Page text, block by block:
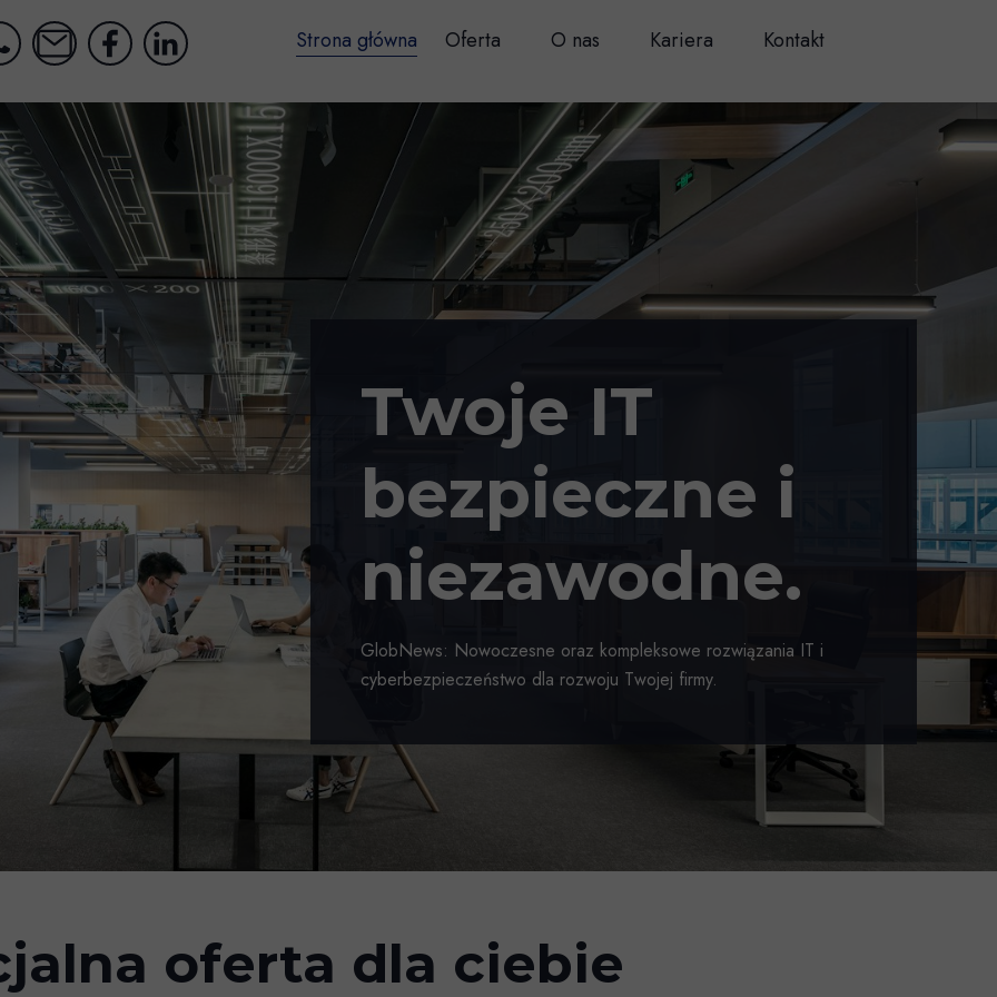
Strona główna Oferta O nas Kariera Kontakt
GlobNews: Nowoczesne oraz kompleksowe rozwiązania IT i
cyberbezpieczeństwo dla rozwoju Twojej firmy.
Twoje IT
bezpieczne i
niezawodne.
oferta dla ciebie